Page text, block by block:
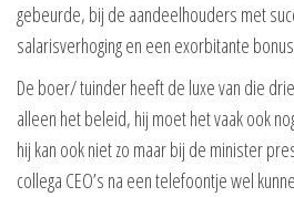
gebeurde, bij de aandeelhouders met
salarisverhoging en een exorbitante
De boer/ tuinder heeft de luxe van die drie
alleen het beleid, hij moet het vaak ook
hij kan ook niet zo maar bij de minister
collega CEO’s na een telefoontje wel